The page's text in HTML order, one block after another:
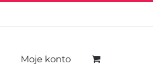
Moje konto